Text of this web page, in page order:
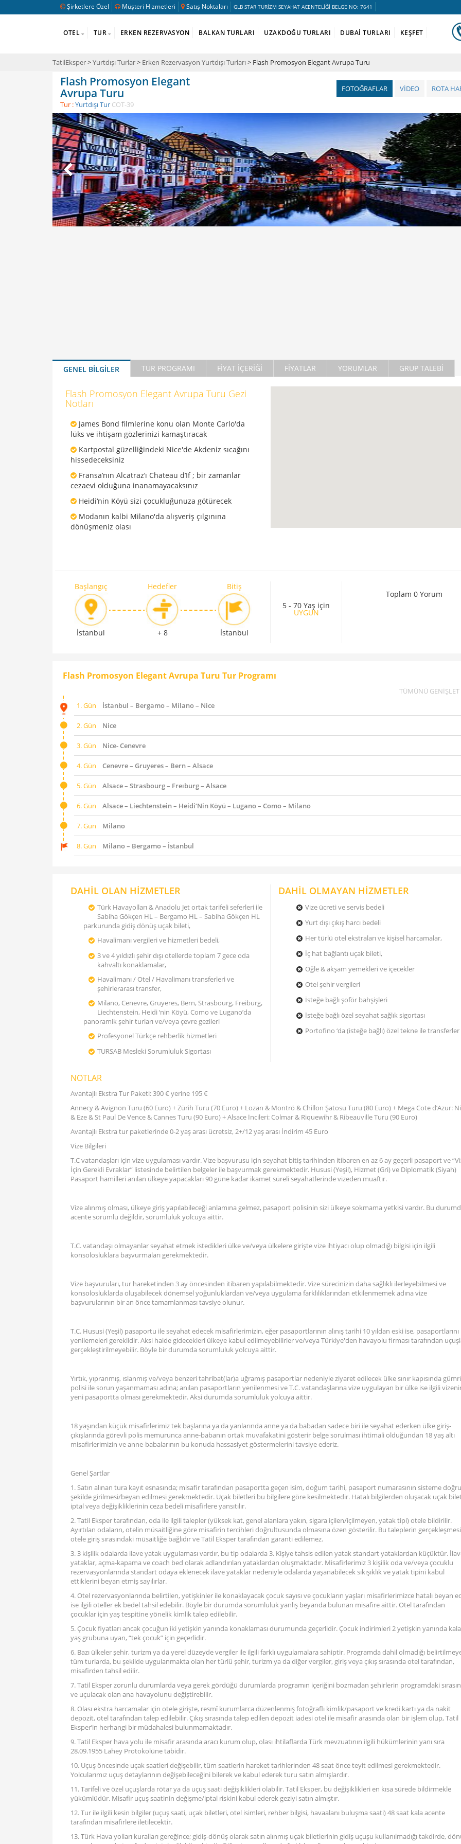
Şirketlere Özel Müşteri Hizmetleri Satış Noktaları GLB STAR TURİZM SEYAHAT ACENTELİĞİ BELGE NO: 7641
OTEL TUR ERKEN REZERVASYON BALKAN TURLARI UZAKDOĞU TURLARI DUBAİ TURLARI KEŞFET
TatilEksper>Yurtdışı Turlar> Erken Rezervasyon Yurtdışı Turları> Flash Promosyon Elegant Avrupa Turu
Flash Promosyon Elegant
Avrupa Turu
Tur :Yurtdışı Tur COT-39
ROTA
VİDEO
FOTOĞRAFLAR
GENEL BİLGİLER TUR PROGRAMI FİYAT İÇERİĞİ FİYATLAR YORUMLAR GRUP TALEBİ
Flash Promosyon Elegant Avrupa Turu Gezi
Notları
James Bond filmlerine konu olan Monte Carlo'da
lüks ve ihtişam gözlerinizi kamaştıracak
Kartpostal güzelliğindeki Nice'de Akdeniz sıcağını
hissedeceksiniz
Fransa’nın Alcatraz‘ı Chateau d’If ; bir zamanlar
cezaevi olduğuna inanamayacaksınız
Heidi‘nin Köyü sizi çocukluğunuza götürecek
Modanın kalbi Milano'da alışveriş çılgınına
dönüşmeniz olası
Başlangıç
İstanbul
Hedefler
+ 8
Bitiş
İstanbul
5 - 70 Yaş için
UYGUN
Toplam 0 Yorum
Flash Promosyon Elegant Avrupa Turu Tur Programı
TÜMÜNÜ GENİŞLET
1. Gün
İstanbul – Bergamo – Milano – Nice
2. Gün Nice
3. Gün Nice- Cenevre
4. Gün Cenevre – Gruyeres – Bern – Alsace
5. Gün Alsace – Strasbourg – Freıburg – Alsace
6. Gün Alsace – Liechtenstein – Heidi‘Nin Köyü – Lugano – Como – Milano
7. Gün Milano
8. Gün Milano – Bergamo – İstanbul
DAHİL OLAN HİZMETLER
Türk Havayolları & Anadolu Jet ortak tarifeli seferleri ile
Sabiha Gökçen HL – Bergamo HL – Sabiha Gökçen HL
parkurunda gidiş dönüş uçak bileti,
Havalimanı vergileri ve hizmetleri bedeli,
3 ve 4 yıldızlı şehir dışı otellerde toplam 7 gece oda
kahvaltı konaklamalar,
Havalimanı / Otel / Havalimanı transferleri ve
şehirlerarası transfer,
Milano, Cenevre, Gruyeres, Bern, Strasbourg, Freiburg,
Liechtenstein, Heidi ‘nin Köyü, Como ve Lugano’da
panoramik şehir turları ve/veya çevre gezileri
Profesyonel Türkçe rehberlik hizmetleri
TURSAB Mesleki Sorumluluk Sigortası
DAHİL OLMAYAN HİZMETLER
Vize ücreti ve servis bedeli
Yurt dışı çıkış harcı bedeli
Her türlü otel ekstraları ve kişisel harcamalar,
İç hat bağlantı uçak bileti,
Öğle & akşam yemekleri ve içecekler
Otel şehir vergileri
İsteğe bağlı şoför bahşişleri
İsteğe bağlı özel seyahat sağlık sigortası
Portofino ‘da (isteğe bağlı) özel tekne ile transferler
NOTLAR
Avantajlı Ekstra Tur Paketi: 390 € yerine 195 €
Annecy & Avignon Turu (60 Euro) + Zürih Turu (70 Euro) + Lozan & Montrö & Chillon Şatosu Turu (80 Euro) + Mega Cote d’Azur:
& Eze & St Paul De Vence & Cannes Turu (90 Euro) + Alsace İncileri: Colmar & Riquewihr & Ribeauville Turu (90 Euro)
Avantajlı Ekstra tur paketlerinde 0-2 yaş arası ücretsiz, 2+/12 yaş arası İndirim 45 Euro
Vize Bilgileri
T.C vatandaşları için vize uygulaması vardır. Vize başvurusu için seyahat bitiş tarihinden itibaren en az 6 ay geçerli pasaport ve
İçin Gerekli Evraklar” listesinde belirtilen belgeler ile başvurmak gerekmektedir. Hususi (Yeşil), Hizmet (Gri) ve Diplomatik (Siyah)
Pasaport hamilleri anılan ülkeye yapacakları 90 güne kadar ikamet süreli seyahatlerinde vizeden muaftır.
Vize alınmış olması, ülkeye giriş yapılabileceği anlamına gelmez, pasaport polisinin sizi ülkeye sokmama yetkisi vardır. Bu
acente sorumlu değildir, sorumluluk yolcuya aittir.
T.C. vatandaşı olmayanlar seyahat etmek istedikleri ülke ve/veya ülkelere girişte vize ihtiyacı olup olmadığı bilgisi için ilgili
konsolosluklara başvurmaları gerekmektedir.
Vize başvuruları, tur hareketinden 3 ay öncesinden itibaren yapılabilmektedir. Vize sürecinizin daha sağlıklı ilerleyebilmesi ve
konsolosluklarda oluşabilecek dönemsel yoğunluklardan ve/veya uygulama farklılıklarından etkilenmemek adına vize
başvurularının bir an önce tamamlanması tavsiye olunur.
T.C. Hususi (Yeşil) pasaportu ile seyahat edecek misafirlerimizin, eğer pasaportlarının alınış tarihi 10 yıldan eski ise, pasaportlarını
yenilemeleri gereklidir. Aksi halde gidecekleri ülkeye kabul edilmeyebilirler ve/veya Türkiye'den havayolu firması tarafından
gerçekleştirilmeyebilir. Böyle bir durumda sorumluluk yolcuya aittir.
Yırtık, yıpranmış, ıslanmış ve/veya benzeri tahribat(lar)a uğramış pasaportlar nedeniyle ziyaret edilecek ülke sınır kapısında
polisi ile sorun yaşanmaması adına; anılan pasaportların yenilenmesi ve T.C. vatandaşlarına vize uygulayan bir ülke ise ilgili
yeni pasaportta olması gerekmektedir. Aksi durumda sorumluluk yolcuya aittir.
18 yaşından küçük misafirlerimiz tek başlarına ya da yanlarında anne ya da babadan sadece biri ile seyahat ederken ülke giriş-
çıkışlarında görevli polis memurunca anne-babanın ortak muvafakatini gösterir belge sorulması ihtimali olduğundan 18 yaş altı
misafirlerimizin ve anne-babalarının bu konuda hassasiyet göstermelerini tavsiye ederiz.
Genel Şartlar
1. Satın alınan tura kayıt esnasında; misafir tarafından pasaportta geçen isim, doğum tarihi, pasaport numarasının sisteme doğru
şekilde girilmesi/beyan edilmesi gerekmektedir. Uçak biletleri bu bilgilere göre kesilmektedir. Hatalı bilgilerden oluşacak uçak
iptal veya değişikliklerinin ceza bedeli misafirlere yansıtılır.
2. Tatil Eksper tarafından, oda ile ilgili talepler (yüksek kat, genel alanlara yakın, sigara içilen/içilmeyen, yatak tipi) otele bildirilir.
Ayırtılan odaların, otelin müsaitliğine göre misafirin tercihleri doğrultusunda olmasına özen gösterilir. Bu taleplerin gerçekleşmesi
otele giriş sırasındaki müsaitliğe bağlıdır ve Tatil Eksper tarafından garanti edilemez.
3. 3 kişilik odalarda ilave yatak uygulaması vardır, bu tip odalarda 3. Kişiye tahsis edilen yatak standart yataklardan küçüktür.
yataklar, açma-kapama ve coach bed olarak adlandırılan yataklardan oluşmaktadır. Misafirlerimiz 3 kişilik oda ve/veya çocuklu
rezervasyonlarında standart odaya eklenecek ilave yataklar nedeniyle odalarda yaşanabilecek sıkışıklık ve yatak tipini kabul
ettiklerini beyan etmiş sayılırlar.
4. Otel rezervasyonlarında belirtilen, yetişkinler ile konaklayacak çocuk sayısı ve çocukların yaşları misafirlerimizce hatalı beyan
ise ilgili oteller ek bedel tahsil edebilir. Böyle bir durumda sorumluluk yanlış beyanda bulunan misafire aittir. Otel tarafından
çocuklar için yaş tespitine yönelik kimlik talep edilebilir.
5. Çocuk fiyatları ancak çocuğun iki yetişkin yanında konaklaması durumunda geçerlidir. Çocuk indirimleri 2 yetişkin yanında
yaş grubuna uyan, “tek çocuk” için geçerlidir.
6. Bazı ülkeler şehir, turizm ya da yerel düzeyde vergiler ile ilgili farklı uygulamalara sahiptir. Programda dahil olmadığı
tüm turlarda, bu şekilde uygulanmakta olan her türlü şehir, turizm ya da diğer vergiler, giriş veya çıkış sırasında otel tarafından,
misafirden tahsil edilir.
7. Tatil Eksper zorunlu durumlarda veya gerek gördüğü durumlarda programın içeriğini bozmadan şehirlerin programdaki
ve uçulacak olan ana havayolunu değiştirebilir.
8. Olası ekstra harcamalar için otele girişte, resmî kurumlarca düzenlenmiş fotoğraflı kimlik/pasaport ve kredi kartı ya da nakit
depozit, otel tarafından talep edilebilir. Çıkış sırasında talep edilen depozit iadesi otel ile misafir arasında olan bir işlem olup, Tatil
Eksper’in herhangi bir müdahalesi bulunmamaktadır.
9. Tatil Eksper hava yolu ile misafir arasında aracı kurum olup, olası ihtilaflarda Türk mevzuatının ilgili hükümlerinin yanı sıra
28.09.1955 Lahey Protokolüne tabidir.
10. Uçuş öncesinde uçak saatleri değişebilir, tüm saatlerin hareket tarihlerinden 48 saat önce teyit edilmesi gerekmektedir.
Yolcularımız uçuş detaylarının değişebileceğini bilerek ve kabul ederek turu satın almışlardır.
11. Tarifeli ve özel uçuşlarda rötar ya da uçuş saati değişiklikleri olabilir. Tatil Eksper, bu değişiklikleri en kısa sürede bildirmekle
yükümlüdür. Misafir uçuş saatinin değişme/iptal riskini kabul ederek geziyi satın almıştır.
12. Tur ile ilgili kesin bilgiler (uçuş saati, uçak biletleri, otel isimleri, rehber bilgisi, havaalanı buluşma saati) 48 saat kala acente
tarafından misafirlere iletilecektir.
13. Türk Hava yolları kuralları gereğince; gidiş-dönüş olarak satın alınmış uçak biletlerinin gidiş uçuşu kullanılmadığı takdirde,